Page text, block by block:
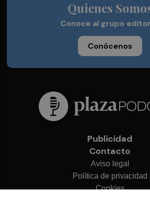
Quienes
Conoce al grupo
Conócenos
Publicidad
Contacto
Aviso legal
Política de privacidad
Cookies